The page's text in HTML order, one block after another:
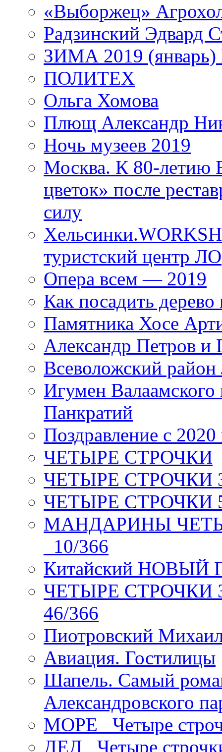
«Выборжец»
Радзинский Эдвард
ЗИМА 2019 (январь)
ПОЛИТЕХ
Ольга Хомова
Плющ Александр
Ночь музеев 2019
Москва. К 80-
цветок» после
силу
туристский центр ЛО
Опера всем — 2019
Как посадить дерево
Памятника Хосе
Александр Петров и
Всеволожский район
Игумен
Панкратий
Поздравление с 2020
ЧЕТЫРЕ СТРОЧКИ
ЧЕТЫРЕ СТРОЧКИ 3
ЧЕТЫРЕ СТРОЧКИ 5
МАНДАРИНЫ
_10/366
Китайский НОВЫЙ
ЧЕТЫРЕ СТРОЧКИ
46/366
Пиотровский
Авиация. Гостилицы
Шапель. Самый
Александровского
МОРЕ _Четыре
ДЕД _Четыре